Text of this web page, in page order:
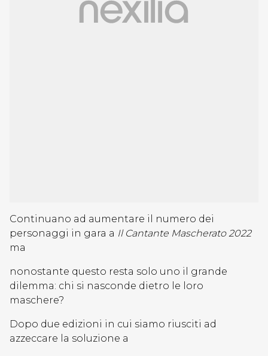
Continuano ad aumentare il numero dei
personaggi in gara a Il Cantante Mascherato 2022
ma
nonostante questo resta solo uno il grande
dilemma: chi si nasconde dietro le loro
maschere?
Dopo due edizioni in cui siamo riusciti ad
azzeccare la soluzione a